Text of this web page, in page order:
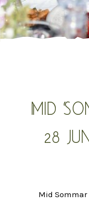
Mid
28
Mid